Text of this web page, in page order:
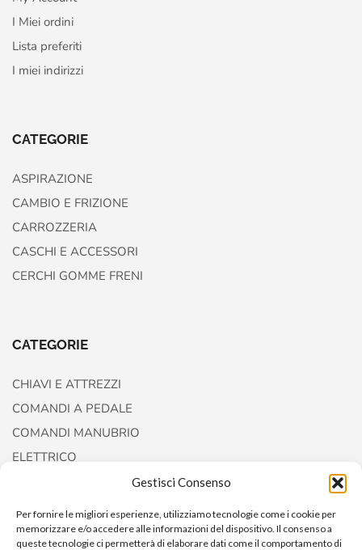
Gestisci Consenso
Per fornire le migliori esperienze, utilizziamo tecnologie come i cookie per
memorizzare e/o accedere alle informazioni del dispositivo. Il consenso a
queste tecnologie ci permetterà di elaborare dati come il comportamento di
I Miei ordini
Lista preferiti
I miei indirizzi
CATEGORIE
ASPIRAZIONE
CAMBIO E FRIZIONE
CARROZZERIA
CASCHI E ACCESSORI
CERCHI GOMME FRENI
CATEGORIE
CHIAVI E ATTREZZI
COMANDI A PEDALE
COMANDI MANUBRIO
ELETTRICO
FORCELLE E AMMORTIZZATORI